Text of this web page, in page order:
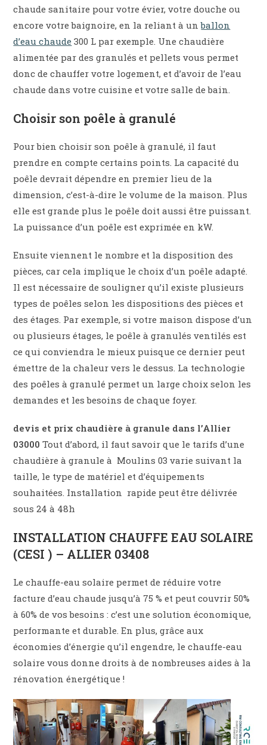
chaude sanitaire pour votre évier, votre douche ou
encore votre baignoire, en la reliant à unballon
d’eau chaude 300 L par exemple. Une chaudière
alimentée par des granulés et pellets vous permet
donc de chauffer votre logement, et d’avoir de l’eau
chaude dans votre cuisine et votre salle de bain.
Choisir son poêle à granulé
Pour bien choisir son poêle à granulé, il faut
prendre en compte certains points. La capacité du
poêle devrait dépendre en premier lieu de la
dimension, c’est-à-dire le volume de la maison. Plus
elle est grande plus le poêle doit aussi être puissant.
La puissance d’un poêle est exprimée en kW.
Ensuite viennent le nombre et la disposition des
pièces, car cela implique le choix d’un poêle adapté.
Il est nécessaire de souligner qu’il existe plusieurs
types de poêles selon les dispositions des pièces et
des étages. Par exemple, si votre maison dispose d’un
ou plusieurs étages, le poêle à granulés ventilés est
ce qui conviendra le mieux puisque ce dernier peut
émettre de la chaleur vers le dessus. La technologie
des poêles à granulé permet un large choix selon les
demandes et les besoins de chaque foyer.
devis et prix chaudière à granule dans l’Allier
03000Tout d’abord, il faut savoir que le tarifs d’une
chaudière à granule à Moulins 03 varie suivant la
taille, le type de matériel et d’équipements
souhaitées. Installation rapide peut être délivrée
sous 24 à 48h
INSTALLATION CHAUFFE EAU SOLAIRE
(CESI ) – ALLIER 03408
Le chauffe-eau solaire permet de réduire votre
facture d’eau chaude jusqu’à 75 % et peut couvrir 50%
à 60% de vos besoins : c’est une solution économique,
performante et durable. En plus, grâce aux
économies d’énergie qu’il engendre, le chauffe-eau
solaire vous donne droits à de nombreuses aides à la
rénovation énergétique !